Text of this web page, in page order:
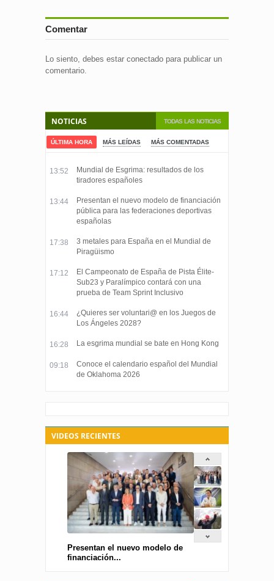
Comentar
Lo siento, debes estar conectado para publicar un
comentario.
TODAS LAS NOTICIAS
NOTICIAS
ÚLTIMA HORA MÁS LEÍDAS MÁS COMENTADAS
13:52
Mundial de Esgrima: resultados de los
tiradores españoles
13:44
Presentan el nuevo modelo de financiación
pública para las federaciones deportivas
españolas
17:38
3 metales para España en el Mundial de
Piragüismo
17:12
El Campeonato de España de Pista Élite-
Sub23 y Paralímpico contará con una
prueba de Team Sprint Inclusivo
16:44
¿Quieres ser voluntari@ en los Juegos de
Los Ángeles 2028?
16:28 La esgrima mundial se bate en Hong Kong
09:18
Conoce el calendario español del Mundial
de Oklahoma 2026
VIDEOS RECIENTES
Presentan el nuevo modelo de
financiación...